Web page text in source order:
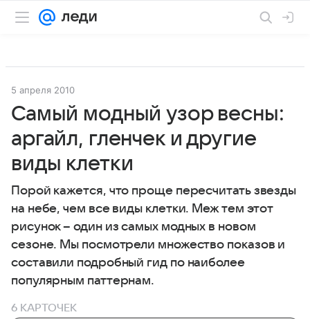
5 апреля 2010
Самый модный узор весны:
аргайл, гленчек и другие
виды клетки
Порой кажется, что проще пересчитать звезды
на небе, чем все виды клетки. Меж тем этот
рисунок – один из самых модных в новом
сезоне. Мы посмотрели множество показов и
составили подробный гид по наиболее
популярным паттернам.
6 КАРТОЧЕК